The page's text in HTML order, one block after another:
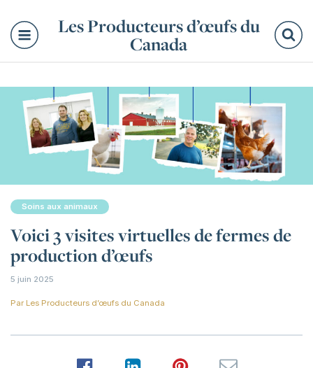
Les Producteurs d’œufs du
Canada
Soins aux animaux
Voici 3 visites virtuelles de fermes de
production d’œufs
5 juin 2025
Par Les Producteurs d’œufs du Canada